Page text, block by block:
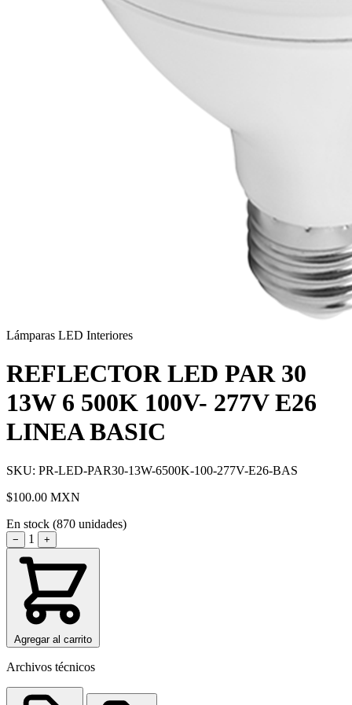
Lámparas LED Interiores
REFLECTOR LED PAR 30
13W 6 500K 100V- 277V E26
LINEA BASIC
SKU: PR-LED-PAR30-13W-6500K-100-277V-E26-BAS
$100.00 MXN
En stock (870 unidades)
− 1 +
Agregar al carrito
Archivos técnicos